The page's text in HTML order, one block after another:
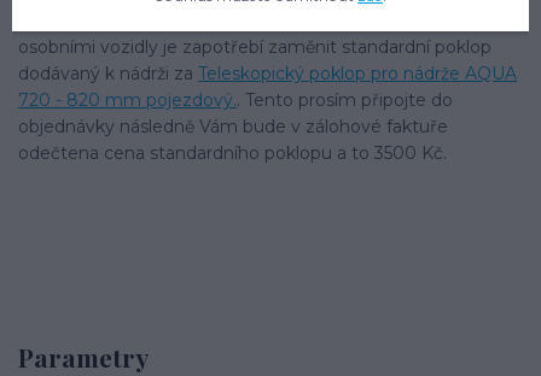
osobními vozidly je zapotřebí zaměnit standardní poklop
dodávaný k nádrži za Teleskopický poklop pro nádrže AQUA
720 - 820 mm pojezdový.. Tento prosím připojte do
objednávky následně Vám bude v zálohové faktuře
odečtena cena standardního poklopu a to 3500 Kč.
Parametry